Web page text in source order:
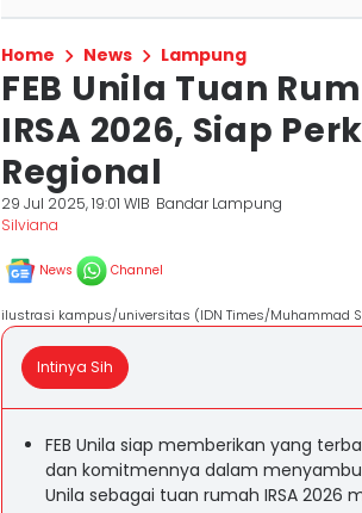
Home News Lampung
FEB Unila Tuan
IRSA 2026, Siap
Regional
29 Jul 2025, 19:01 WIB Bandar Lampung
Silviana
News Channel
ilustrasi kampus/universitas (IDN Times/Muhammad
Intinya Sih
FEB Unila siap memberikan yang
dan komitmennya dalam
Unila sebagai tuan rumah IRSA 2026